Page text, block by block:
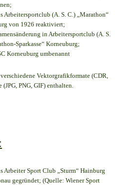
Arbeitersportclub (A. S. C.) „Marathon“
von 1926 reaktiviert;
in Arbeitersportclub (A. S.
Sparkasse“ Korneuburg;
Korneuburg umbenannt
Vektorgrafikformate (CDR,
PNG, GIF) enthalten.
Arbeiter Sport Club „Sturm“ Hainburg
gegründet; (Quelle: Wiener Sport